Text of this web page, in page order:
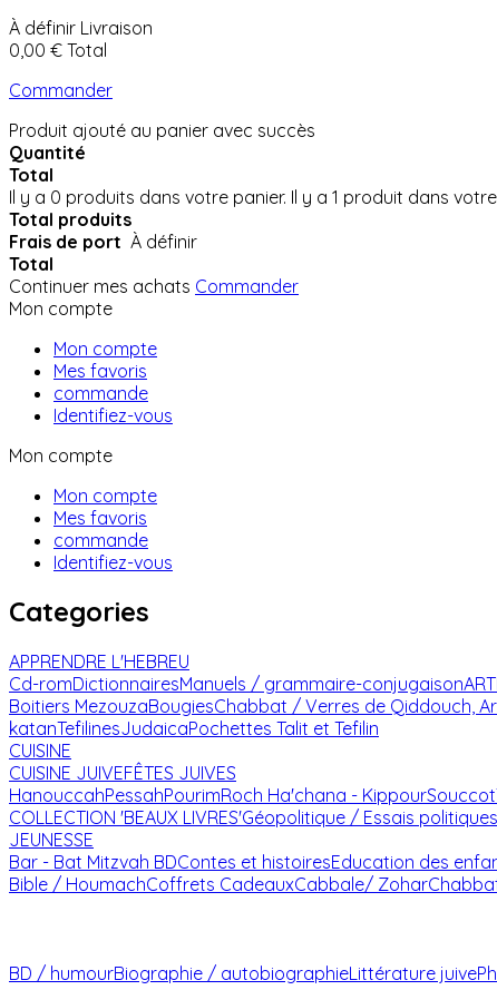
À définir Livraison
0,00 € Total
Commander
Produit ajouté au panier avec succès
Quantité
Total
Il y a 0 produits dans votre panier. Il y a 1 produit dans
Total produits
Frais de port À définir
Total
Continuer mes achats Commander
Mon compte
Mon compte
Mes favoris
commande
Identifiez-vous
Mon compte
Mon compte
Mes favoris
commande
Identifiez-vous
Categories
APPRENDRE L'HEBREU
Cd-romDictionnairesManuels / grammaire-conjugaison
Boitiers MezouzaBougiesChabbat / Verres de Qiddouch,
katanTefilinesJudaicaPochettes Talit et Tefilin
CUISINE
CUISINE JUIVEFÊTES JUIVES
HanouccahPessahPourimRoch Ha'chana - KippourSouccot
COLLECTION 'BEAUX LIVRES'Géopolitique / Essais politiques
JEUNESSE
Bar - Bat Mitzvah BDContes et histoiresEducation des
Bible / HoumachCoffrets CadeauxCabbale/ Zohar
BD / humourBiographie / autobiographieLittérature juive